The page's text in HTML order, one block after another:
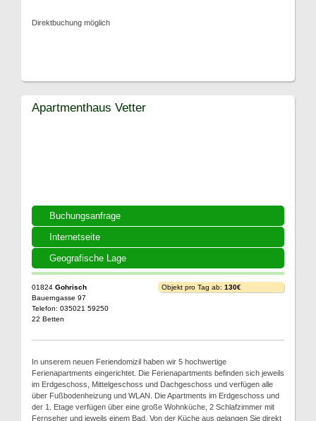
Direktbuchung möglich
Buchungsanfrage
Internetseite
Geografische Lage
Apartmenthaus Vetter
01824 Gohrisch
Bauerngasse 97
Telefon: 035021 59250
22 Betten
Objekt pro Tag ab: 130€
In unserem neuen Feriendomizil haben wir 5 hochwertige
Ferienapartments eingerichtet. Die Ferienapartments befinden sich jeweils
im Erdgeschoss, Mittelgeschoss und Dachgeschoss und verfügen alle
über Fußbodenheizung und WLAN. Die Apartments im Erdgeschoss und
der 1. Etage verfügen über eine große Wohnküche, 2 Schlafzimmer mit
Fernseher und jeweils einem Bad. Von der Küche aus gelangen Sie direkt